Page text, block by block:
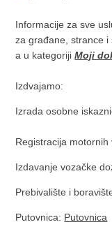
Informacije za sve
za građane, strance
a u kategorijiMoji
Izdvajamo:
Izrada osobne
Registracija motornih
Izdavanje vozačke
Prebivalište i
Putovnica: Putovnica